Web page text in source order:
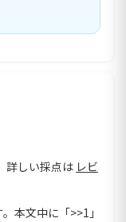
詳しい採点は レビ
本文中に「>>1」